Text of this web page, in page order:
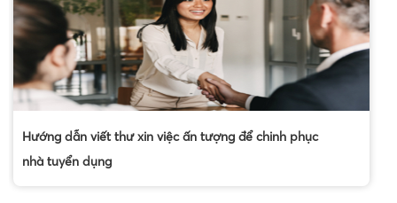
Hướng dẫn viết thư xin việc ấn tượng để chinh phục
nhà tuyển dụng